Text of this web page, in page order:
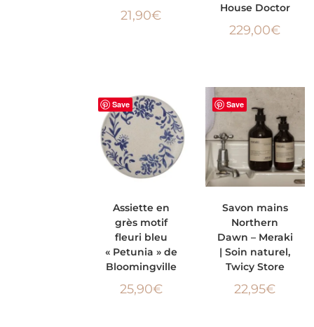
21,90€
House Doctor
229,00€
Save
PANIER
Assiette en
grès motif
fleuri bleu
« Petunia » de
Bloomingville
25,90€
Save
PANIER
Savon mains
Northern
Dawn – Meraki
| Soin naturel,
Twicy Store
22,95€